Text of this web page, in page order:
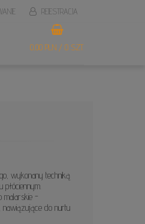
REJESTRACJA
0,00 PLN / 0 SZT.
wykonany techniką
malarskie -
nawiązujące do nurtu